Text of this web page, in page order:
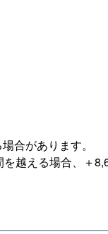
合があります。
越える場合、＋